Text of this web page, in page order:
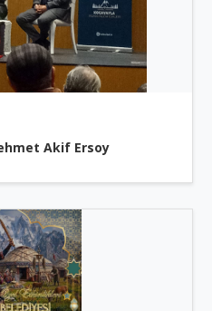
Akif Ersoy